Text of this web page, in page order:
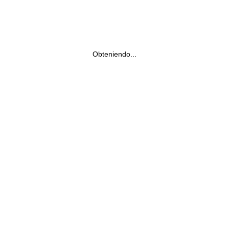
Obteniendo...